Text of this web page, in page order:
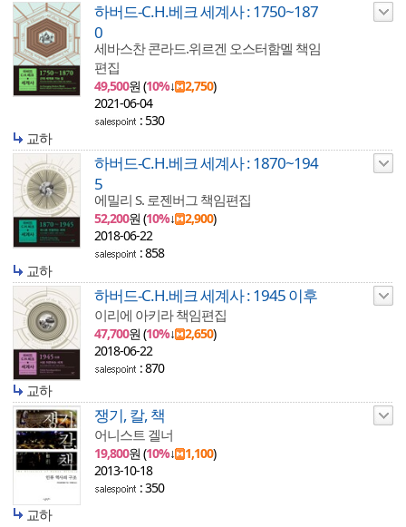
하버드-C.H.베크 세계사 : 1750~187
0
세바스찬 콘라드.위르겐 오스터함멜 책임
편집
49,500원 (10%↓ 2,750)
2021-06-04
: 530
교하
하버드-C.H.베크 세계사 : 1870~194
5
에밀리 S. 로젠버그 책임편집
52,200원 (10%↓ 2,900)
2018-06-22
: 858
교하
하버드-C.H.베크 세계사 : 1945 이후
이리에 아키라 책임편집
47,700원 (10%↓ 2,650)
2018-06-22
: 870
교하
쟁기, 칼, 책
어니스트 겔너
19,800원 (10%↓ 1,100)
2013-10-18
: 350
교하